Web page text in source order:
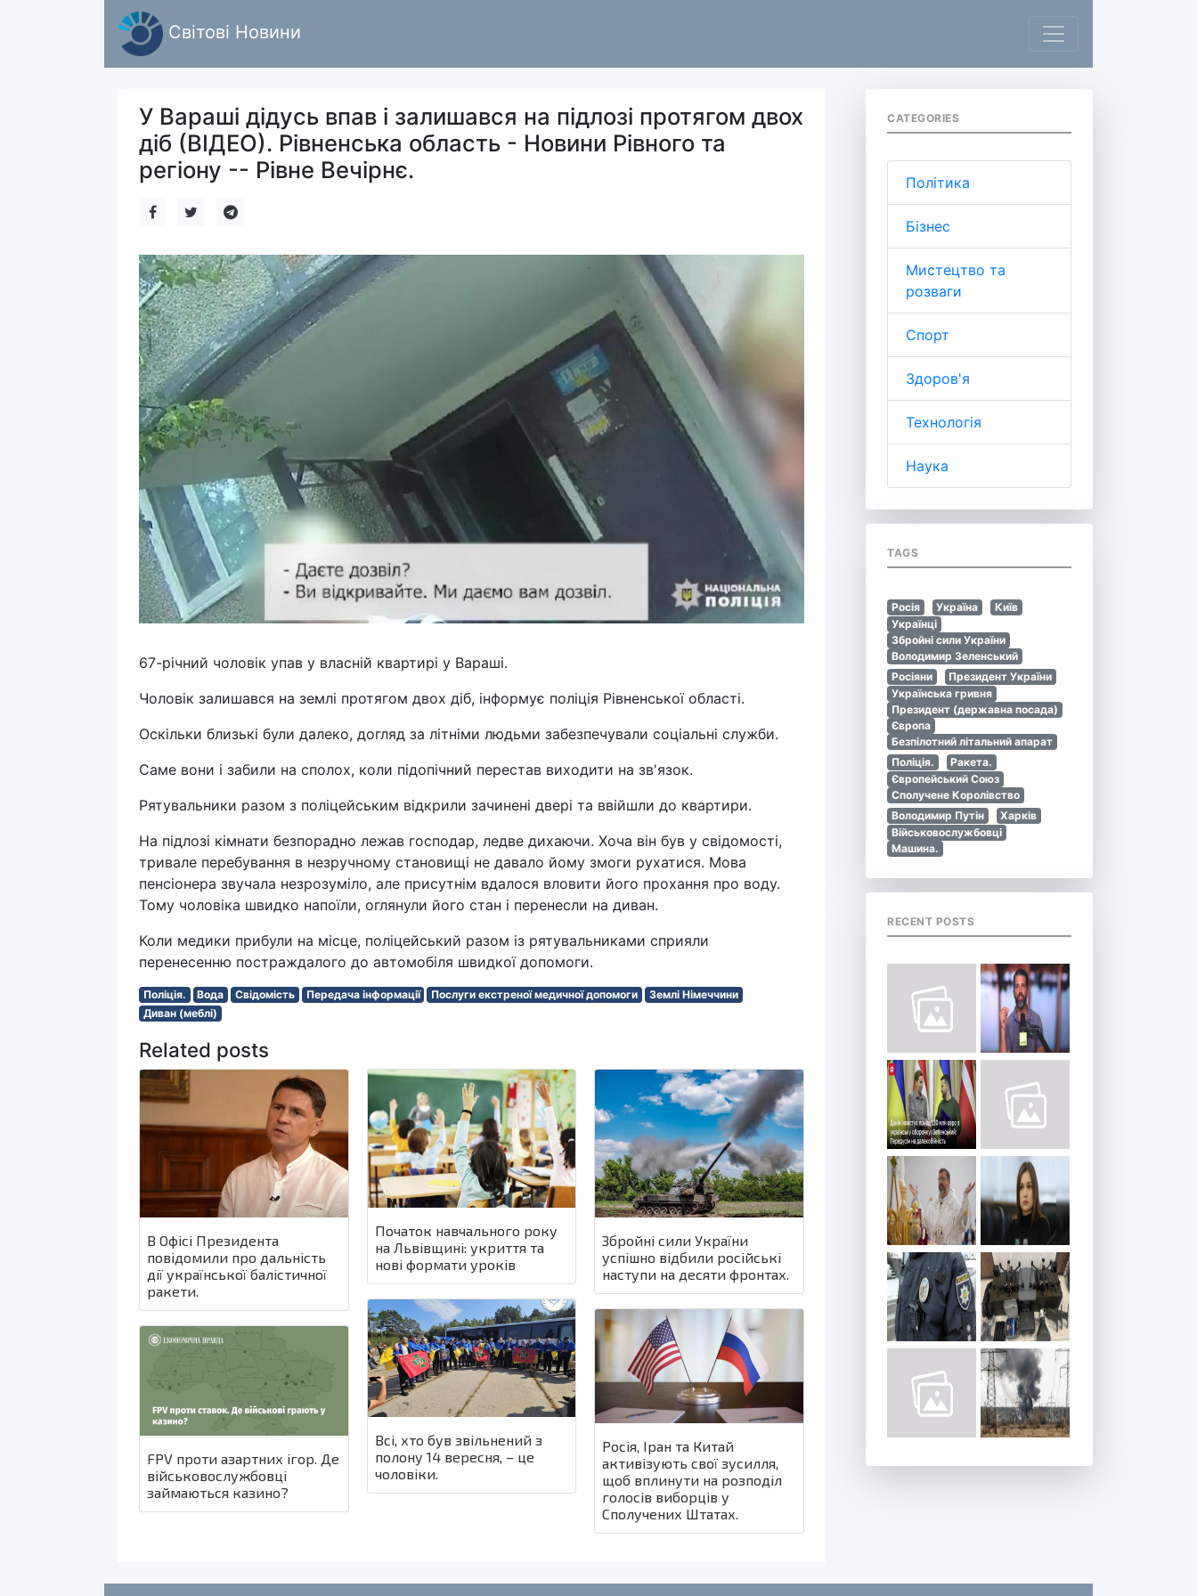
Світові Новини
У Вараші дідусь впав і залишався на підлозі протягом двох
діб (ВІДЕО). Рівненська область - Новини Рівного та
регіону -- Рівне Вечірнє.
67-річний чоловік упав у власній квартирі у Вараші.
Чоловік залишався на землі протягом двох діб, інформує поліція Рівненської області.
Оскільки близькі були далеко, догляд за літніми людьми забезпечували соціальні служби.
Саме вони і забили на сполох, коли підопічний перестав виходити на зв'язок.
Рятувальники разом з поліцейським відкрили зачинені двері та ввійшли до квартири.
На підлозі кімнати безпорадно лежав господар, ледве дихаючи. Хоча він був у свідомості,
тривале перебування в незручному становищі не давало йому змоги рухатися. Мова
пенсіонера звучала незрозуміло, але присутнім вдалося вловити його прохання про воду.
Тому чоловіка швидко напоїли, оглянули його стан і перенесли на диван.
Коли медики прибули на місце, поліцейський разом із рятувальниками сприяли
перенесенню постраждалого до автомобіля швидкої допомоги.
Поліція. Вода Свідомість Передача інформації Послуги екстреної медичної допомоги
Землі Німеччини
Диван (меблі)
Related posts
В Офісі Президента
повідомили про дальність
дії української балістичної
ракети.
FPV проти азартних ігор. Де
військовослужбовці
займаються казино?
Початок навчального року
на Львівщині: укриття та
нові формати уроків
Всі, хто був звільнений з
полону 14 вересня, – це
чоловіки.
Збройні сили України
успішно відбили російські
наступи на десяти фронтах.
Росія, Іран та Китай
активізують свої зусилля,
щоб вплинути на розподіл
голосів виборців у
Сполучених Штатах.
CATEGORIES
Політика
Бізнес
Мистецтво та
розваги
Спорт
Здоров'я
Технологія
Наука
TAGS
Росія Україна
Київ
Українці
Збройні сили України
Володимир Зеленський
Росіяни
Президент України
Українська гривня
Президент (державна посада)
Європа
Безпілотний літальний апарат
Поліція.
Ракета.
Європейський Союз
Сполучене Королівство
Володимир Путін
Харків
Військовослужбовці
Машина.
RECENT POSTS